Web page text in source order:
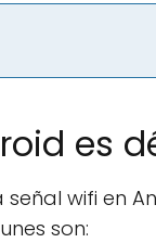
es
wifi en
son: